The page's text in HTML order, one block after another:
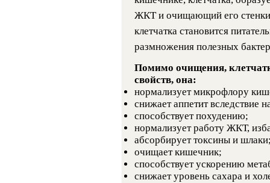
ЖКТ и очищающий его
клетчатка становится
размножения полезных
Помимо очищения,
свойств, она:
нормализует микрофлору
снижает аппетит вследствие
способствует похудению;
нормализует работу ЖКТ,
абсорбирует токсины и
очищает кишечник;
способствует ускорению
снижает уровень сахара и